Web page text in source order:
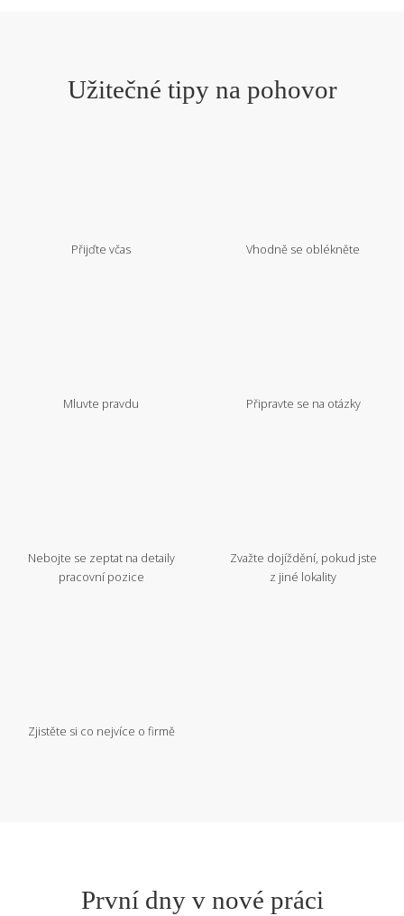
Užitečné tipy na pohovor
Přijďte včas Vhodně se oblékněte
Mluvte pravdu Připravte se na otázky
Nebojte se zeptat na detaily
pracovní pozice
Zvažte dojíždění, pokud jste
z jiné lokality
Zjistěte si co nejvíce o firmě
První dny v nové práci